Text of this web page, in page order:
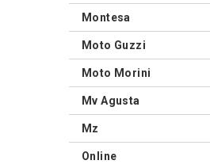
Montesa
Moto Guzzi
Moto Morini
Mv Agusta
Mz
Online